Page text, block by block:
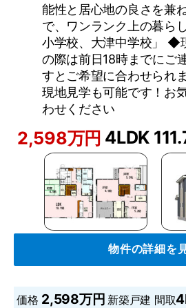
能性と居心地の良さを兼
で、ワンランク上の暮ら
小学校、大津中学校」 ◆
の際は前日18時までにご
すとご希望に合わせられ
現地見学も可能です！お
わせください
2,598万円 4LDK
物件の詳細を
価格 2,598万円 新築戸建 間取